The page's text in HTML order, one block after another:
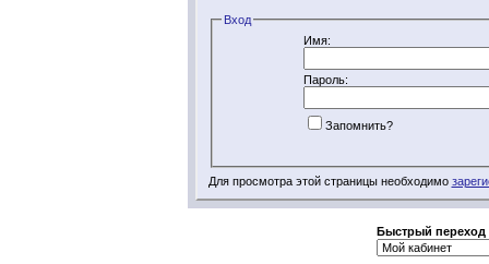
Вход
Имя:
Пароль:
Запомнить?
Для просмотра этой страницы необходимо
Быстрый переход